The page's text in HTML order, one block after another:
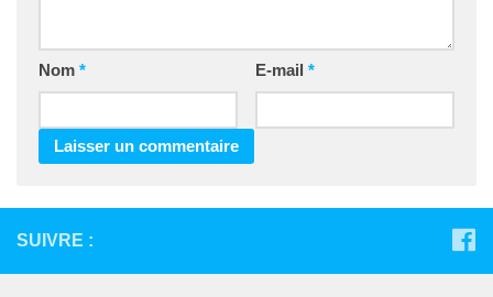
Nom * E-mail *
SUIVRE :